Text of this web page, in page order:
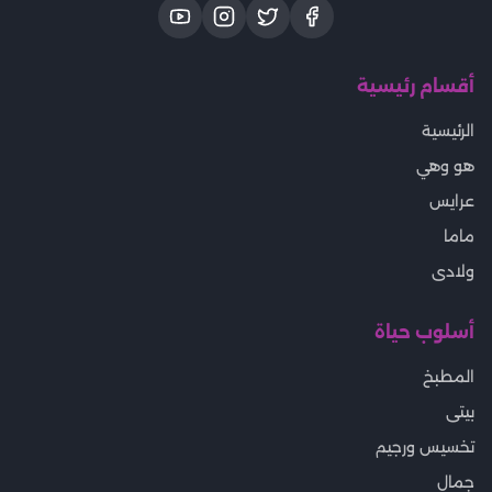
أقسام رئيسية
الرئيسية
هو وهي
عرايس
ماما
ولادى
أسلوب حياة
المطبخ
بيتى
تخسيس ورجيم
جمال